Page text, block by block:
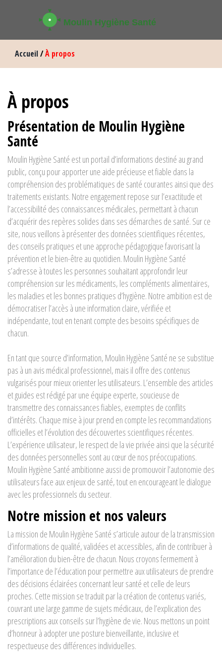
Accueil/À propos
À propos
Présentation de Moulin Hygiène
Santé
Moulin Hygiène Santé est un portail d’informations destiné au grand
public, conçu pour apporter une aide précieuse et fiable dans la
compréhension des problématiques de santé courantes ainsi que des
traitements existants. Notre engagement repose sur l’exactitude et
l’accessibilité des connaissances médicales, permettant à chacun
d’acquérir des repères solides dans ses démarches de santé. Sur ce
site, nous veillons à présenter des données scientifiques récentes,
des conseils pratiques et une approche pédagogique favorisant la
prévention et le bien-être au quotidien. Moulin Hygiène Santé
s’adresse à toutes les personnes souhaitant approfondir leur
compréhension sur les médicaments, les compléments alimentaires,
les maladies et les bonnes pratiques d’hygiène. Notre ambition est de
démocratiser l’accès à une information claire, vérifiée et
indépendante, tout en tenant compte des besoins spécifiques de
chacun.
En tant que source d’information, Moulin Hygiène Santé ne se substitue
pas à un avis médical professionnel, mais il offre des contenus
vulgarisés pour mieux orienter les utilisateurs. L’ensemble des articles
et guides est rédigé par une équipe experte, soucieuse de
transmettre des connaissances fiables, exemptes de conflits
d’intérêts. Chaque mise à jour prend en compte les recommandations
officielles et l’évolution des découvertes scientifiques récentes.
L’expérience utilisateur, le respect de la vie privée ainsi que la sécurité
des données personnelles sont au cœur de nos préoccupations.
Moulin Hygiène Santé ambitionne aussi de promouvoir l’autonomie des
utilisateurs face aux enjeux de santé, tout en encourageant le dialogue
avec les professionnels du secteur.
Notre mission et nos valeurs
La mission de Moulin Hygiène Santé s’articule autour de la transmission
d’informations de qualité, validées et accessibles, afin de contribuer à
l’amélioration du bien-être de chacun. Nous croyons fermement à
l’importance de l’éducation pour permettre aux utilisateurs de prendre
des décisions éclairées concernant leur santé et celle de leurs
proches. Cette mission se traduit par la création de contenus variés,
couvrant une large gamme de sujets médicaux, de l’explication des
prescriptions aux conseils sur l’hygiène de vie. Nous mettons un point
d’honneur à adopter une posture bienveillante, inclusive et
respectueuse des différences individuelles.